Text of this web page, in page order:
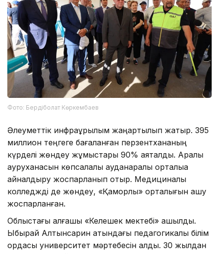
Фото: Бердіболат Көркембаев
Әлеуметтік инфрақұрылым жаңартылып жатыр. 395
миллион теңгеге бағаланған перзентхананың
күрделі жөндеу жұмыстары 90% аяқталды. Арқалық
ауруханасын көпсалалы ауданаралық орталыққа
айналдыру жоспарланып отыр. Медициналық
колледжді де жөндеу, «Қамқорлық» орталығын ашу
жоспарланған.
Облыстағы алғашқы «Келешек мектебі» ашылды.
Ыбырай Алтынсарин атындағы педагогикалық білім
ордасы университет мәртебесін алды. 30 жылдан